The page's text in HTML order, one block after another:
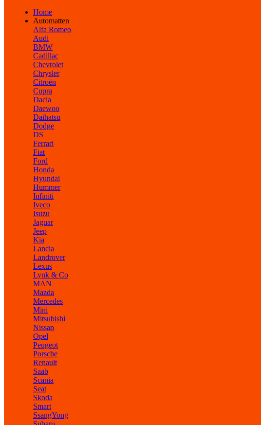
Home
Automatten
Alfa Romeo
Audi
BMW
Cadillac
Chevrolet
Chrysler
Citroën
Cupra
Dacia
Daewoo
Daihatsu
Dodge
DS
Ferrari
Fiat
Ford
Honda
Hyundai
Hummer
Infiniti
Iveco
Isuzu
Jaguar
Jeep
Kia
Lancia
Landrover
Lexus
Lynk & Co
MAN
Mazda
Mercedes
Mini
Mitsubishi
Nissan
Opel
Peugeot
Porsche
Renault
Saab
Scania
Seat
Skoda
Smart
SsangYong